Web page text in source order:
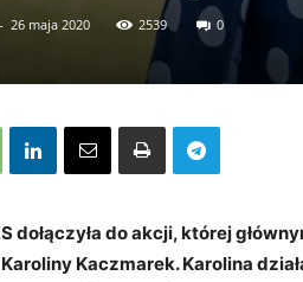
- 26 maja 2020 2539 0
dołączyła do akcji, której
Kaczmarek. Karolina